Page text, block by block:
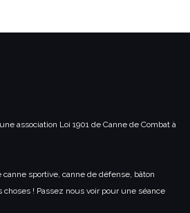
association Loi 1901 de Canne de Combat à
canne sportive, canne de défense, bâton
choses ! Passez nous voir pour une séance